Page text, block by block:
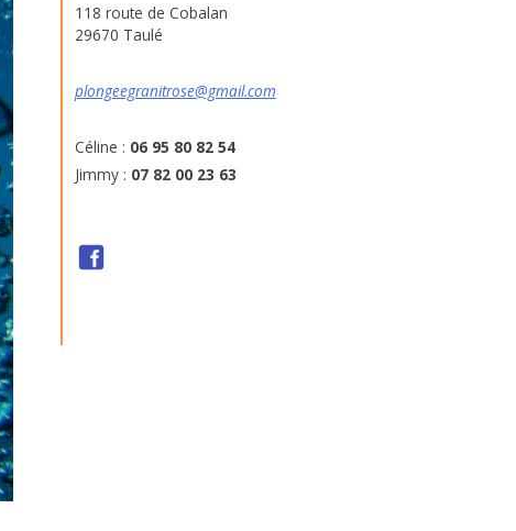
118 route de Cobalan
29670 Taulé
plongeegranitrose@gmail.com
Céline : 06 95 80 82 54
Jimmy : 07 82 00 23 63